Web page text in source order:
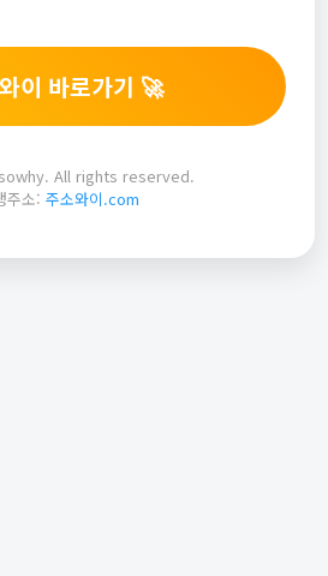
이 바로가기 🚀
All rights reserved.
주소: 주소와이.com